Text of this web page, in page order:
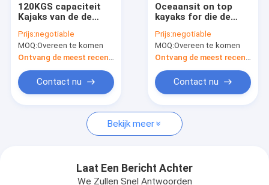
120KGS capaciteit
Kajaks van de de
Persoon van de
Visserijpeddel
Prijs:negotiable
MOQ:Overeen te komen
Contact nu
Oceaansit on top
kayaks for die de
Rotomolded op
Peddelraad vissen
Prijs:negotiable
MOQ:Overeen te komen
Contact nu
Bekijk meer
Laat Een Bericht Achter
We Zullen Snel Antwoorden